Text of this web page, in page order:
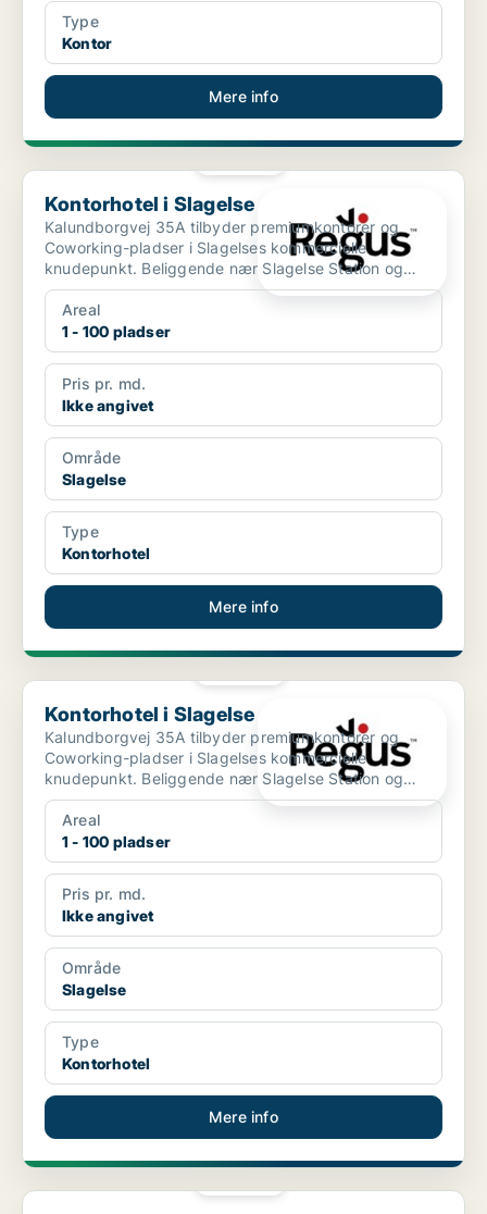
Type
Kontor
Mere info
Kontorhotel i Slagelse
Kontorhotel i Slagelse
Kalundborgvej 35A tilbyder premiumkontorer og
Coworking-pladser i Slagelses kommercielle
knudepunkt. Beliggende nær Slagelse Station og
Slagelse Bus Terminal...
Areal
1 - 100 pladser
Pris pr. md.
Ikke angivet
Område
Slagelse
Type
Kontorhotel
Mere info
Kontorhotel i Slagelse
Kontorhotel i Slagelse
Kalundborgvej 35A tilbyder premiumkontorer og
Coworking-pladser i Slagelses kommercielle
knudepunkt. Beliggende nær Slagelse Station og
Slagelse Bus Terminal...
Areal
1 - 100 pladser
Pris pr. md.
Ikke angivet
Område
Slagelse
Type
Kontorhotel
Mere info
Kontorfællesskab i Roskilde